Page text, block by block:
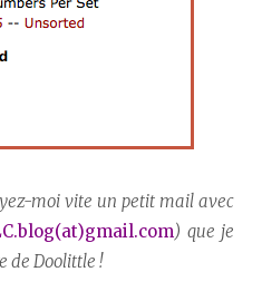
moi vite un petit mail avec
) que je
de Doolittle !